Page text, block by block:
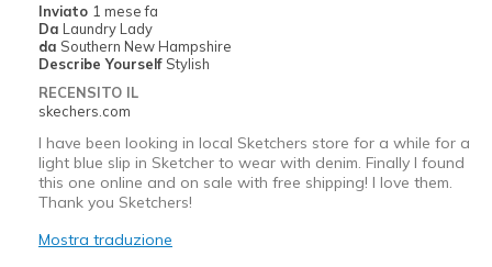
View On Shoes
Inviato 1 mese fa
Da Laundry Lady
da Southern New Hampshire
Describe Yourself Stylish
RECENSITO IL
skechers.com
I have been looking in local Sketchers store for a while for a
light blue slip in Sketcher to wear with denim. Finally I found
this one online and on sale with free shipping! I love them.
Thank you Sketchers!
Mostra traduzione